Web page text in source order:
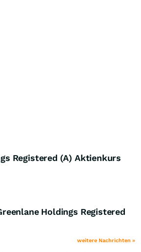
Registered (A) Aktienkurs
Holdings Registered
weitere Nachrichten »